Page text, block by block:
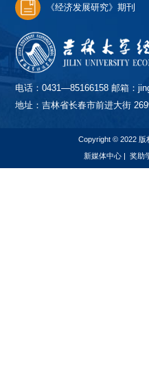
《经济发展研究》期刊
电话：0431—85166158 邮箱：
地址：吉林省长春市前进大街
Copyright © 2022 版
新媒体中心 | 奖助